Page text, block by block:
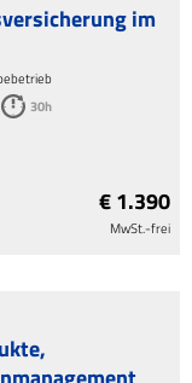
im
30h
€ 1.390
MwSt.-frei